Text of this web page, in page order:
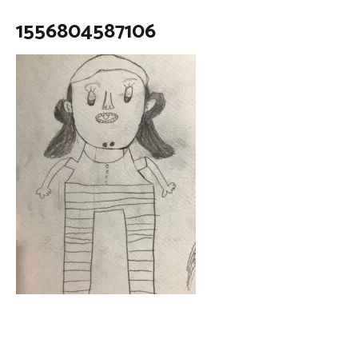
1556804587106